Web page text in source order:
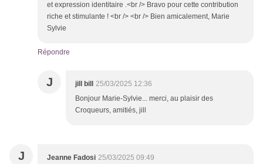
et expression identitaire .<br /> Bravo pour cette contribution
riche et stimulante ! <br /> <br /> Bien amicalement, Marie
Sylvie
Répondre
J jill bill
25/03/2025 12:36
Bonjour Marie-Sylvie... merci, au plaisir des
Croqueurs, amitiés, jill
J Jeanne Fadosi 25/03/2025 09:49